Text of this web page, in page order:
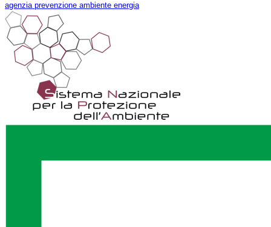
agenzia prevenzione ambiente energia